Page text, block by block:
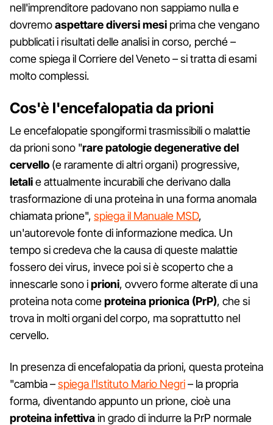
nell'imprenditore padovano non sappiamo nulla e
dovremoaspettare diversi mesi prima che vengano
pubblicati i risultati delle analisi in corso, perché –
come spiega il Corriere del Veneto – si tratta di esami
molto complessi.
Cos'è l'encefalopatia da prioni
Le encefalopatie spongiformi trasmissibili o malattie
da prioni sono "rare patologie degenerative del
cervello (e raramente di altri organi) progressive,
letalie attualmente incurabili che derivano dalla
trasformazione di una proteina in una forma anomala
chiamata prione", spiega il Manuale MSD,
un'autorevole fonte di informazione medica. Un
tempo si credeva che la causa di queste malattie
fossero dei virus, invece poi si è scoperto che a
innescarle sono iprioni, ovvero forme alterate di una
proteina nota comeproteina prionica (PrP), che si
trova in molti organi del corpo, ma soprattutto nel
cervello.
In presenza di encefalopatia da prioni, questa proteina
"cambia –spiega l'Istituto Mario Negri– la propria
forma, diventando appunto un prione, cioè una
proteina infettivain grado di indurre la PrP normale